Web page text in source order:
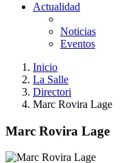
Actualidad
Noticias
Eventos
Inicio
La Salle
Directori
Marc Rovira Lage
Marc Rovira Lage